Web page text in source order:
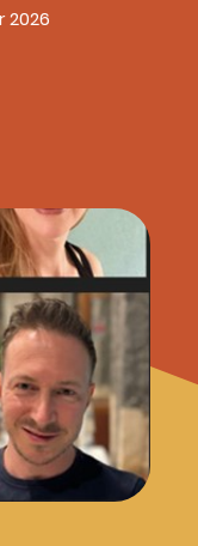
2026